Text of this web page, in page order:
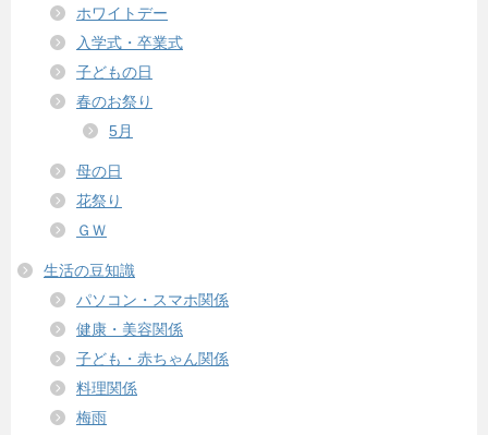
ホワイトデー
入学式・卒業式
子どもの日
春のお祭り
5月
母の日
花祭り
ＧＷ
生活の豆知識
パソコン・スマホ関係
健康・美容関係
子ども・赤ちゃん関係
料理関係
梅雨